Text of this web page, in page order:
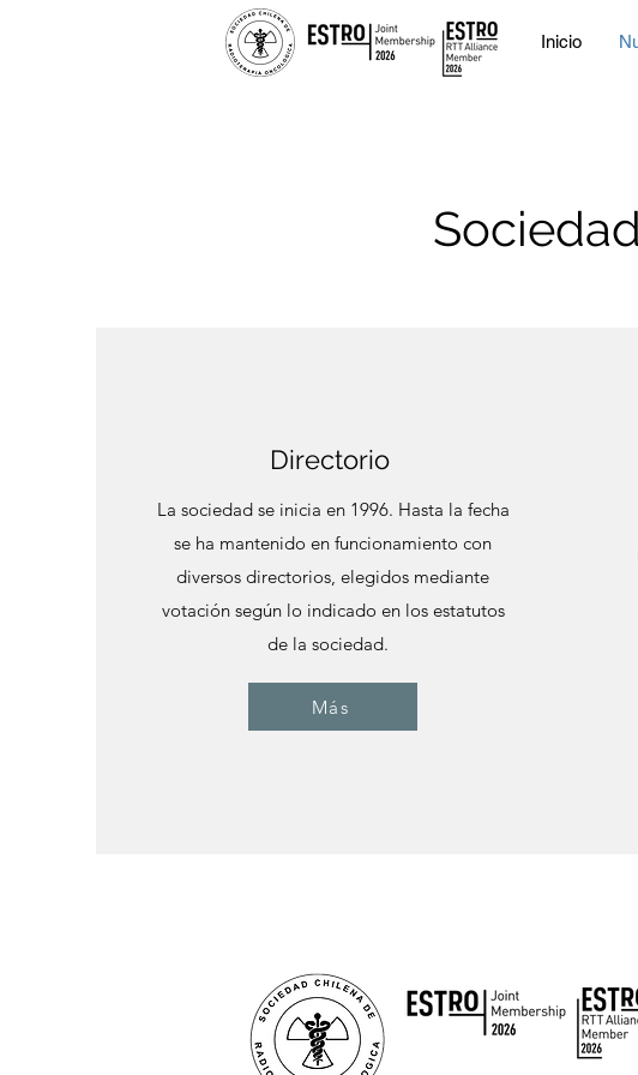
Inicio
Directorio
La sociedad se inicia en 1996. Hasta la fecha
se ha mantenido en funcionamiento con
diversos directorios, elegidos mediante
votación según lo indicado en los estatutos
de la sociedad.
Más